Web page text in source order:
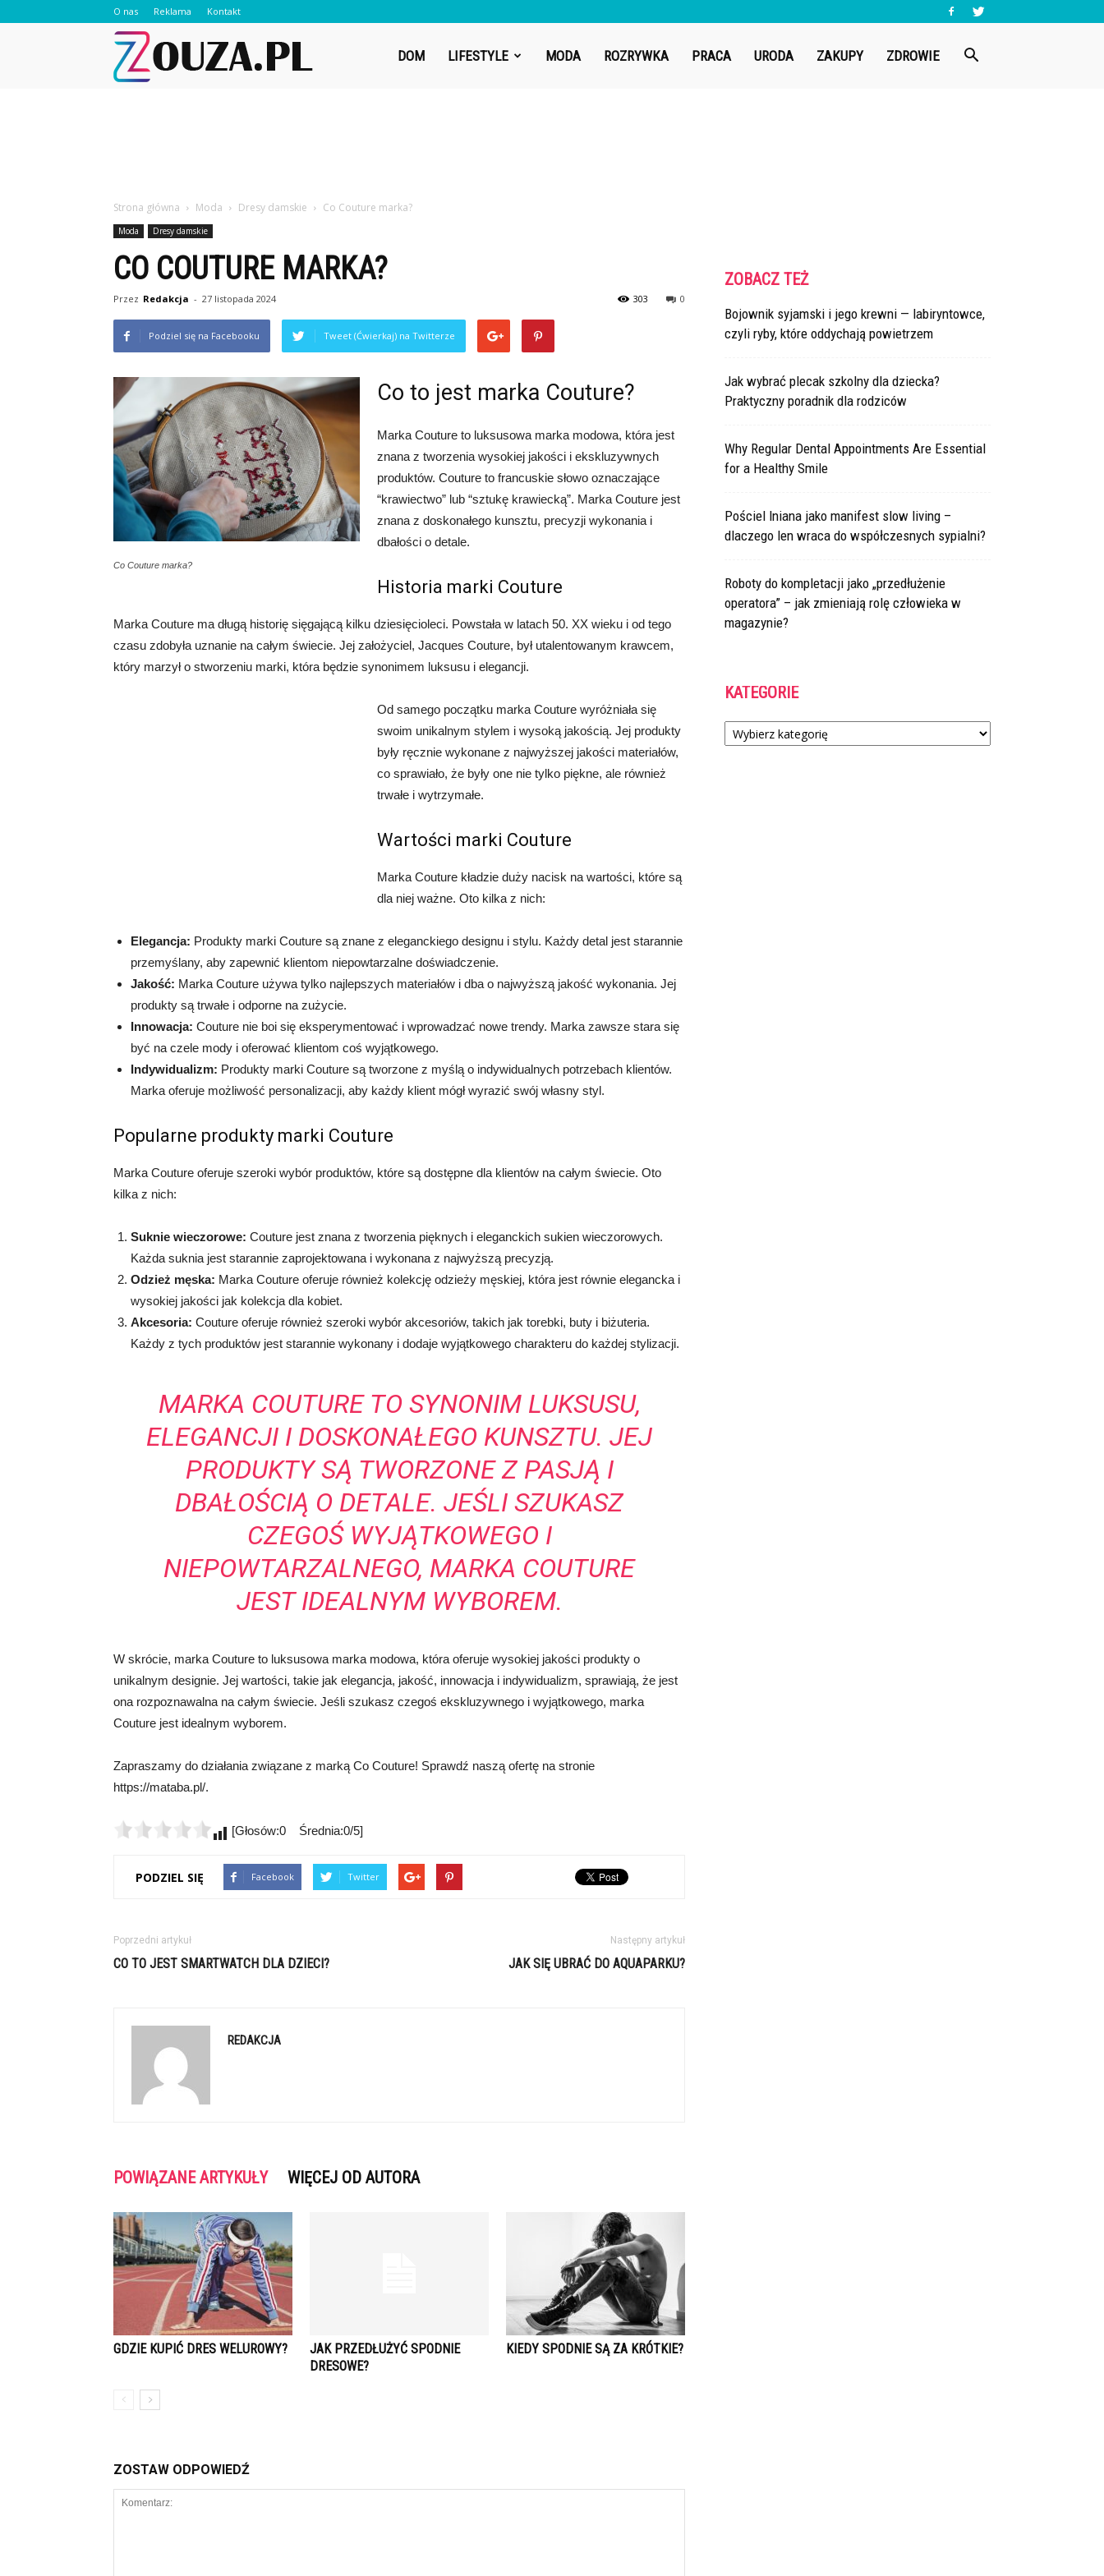
O nas Reklama Kontakt
DOM LIFESTYLE MODA ROZRYWKA PRACA URODA ZAKUPY ZDROWIE
Strona główna Moda Dresy damskie Co Couture marka?
Moda Dresy damskie
CO COUTURE MARKA?
Przez Redakcja - 27 listopada 2024 0
303
Podziel się na Facebooku Tweet (Ćwierkaj) na Twitterze
Co Couture marka?
Co to jest marka Couture?
Marka Couture to luksusowa marka modowa, która jest
znana z tworzenia wysokiej jakości i ekskluzywnych
produktów. Couture to francuskie słowo oznaczające
“krawiectwo” lub “sztukę krawiecką”. Marka Couture jest
znana z doskonałego kunsztu, precyzji wykonania i
dbałości o detale.
Historia marki Couture
Marka Couture ma długą historię sięgającą kilku dziesięcioleci. Powstała w latach 50. XX wieku i od tego
czasu zdobyła uznanie na całym świecie. Jej założyciel, Jacques Couture, był utalentowanym krawcem,
który marzył o stworzeniu marki, która będzie synonimem luksusu i elegancji.
Od samego początku marka Couture wyróżniała się
swoim unikalnym stylem i wysoką jakością. Jej produkty
były ręcznie wykonane z najwyższej jakości materiałów,
co sprawiało, że były one nie tylko piękne, ale również
trwałe i wytrzymałe.
Wartości marki Couture
Marka Couture kładzie duży nacisk na wartości, które są
dla niej ważne. Oto kilka z nich:
Elegancja: Produkty marki Couture są znane z eleganckiego designu i stylu. Każdy detal jest starannie
przemyślany, aby zapewnić klientom niepowtarzalne doświadczenie.
Jakość: Marka Couture używa tylko najlepszych materiałów i dba o najwyższą jakość wykonania. Jej
produkty są trwałe i odporne na zużycie.
Innowacja: Couture nie boi się eksperymentować i wprowadzać nowe trendy. Marka zawsze stara się
być na czele mody i oferować klientom coś wyjątkowego.
Indywidualizm: Produkty marki Couture są tworzone z myślą o indywidualnych potrzebach klientów.
Marka oferuje możliwość personalizacji, aby każdy klient mógł wyrazić swój własny styl.
Popularne produkty marki Couture
Marka Couture oferuje szeroki wybór produktów, które są dostępne dla klientów na całym świecie. Oto
kilka z nich:
Suknie wieczorowe: Couture jest znana z tworzenia pięknych i eleganckich sukien wieczorowych.
Każda suknia jest starannie zaprojektowana i wykonana z najwyższą precyzją.
Odzież męska: Marka Couture oferuje również kolekcję odzieży męskiej, która jest równie elegancka i
wysokiej jakości jak kolekcja dla kobiet.
Akcesoria: Couture oferuje również szeroki wybór akcesoriów, takich jak torebki, buty i biżuteria.
Każdy z tych produktów jest starannie wykonany i dodaje wyjątkowego charakteru do każdej stylizacji.
MARKA COUTURE TO SYNONIM LUKSUSU,
ELEGANCJI I DOSKONAŁEGO KUNSZTU. JEJ
PRODUKTY SĄ TWORZONE Z PASJĄ I
DBAŁOŚCIĄ O DETALE. JEŚLI SZUKASZ
CZEGOŚ WYJĄTKOWEGO I
NIEPOWTARZALNEGO, MARKA COUTURE
JEST IDEALNYM WYBOREM.
W skrócie, marka Couture to luksusowa marka modowa, która oferuje wysokiej jakości produkty o
unikalnym designie. Jej wartości, takie jak elegancja, jakość, innowacja i indywidualizm, sprawiają, że jest
ona rozpoznawalna na całym świecie. Jeśli szukasz czegoś ekskluzywnego i wyjątkowego, marka
Couture jest idealnym wyborem.
Zapraszamy do działania związane z marką Co Couture! Sprawdź naszą ofertę na stronie
https://mataba.pl/.
[Głosów:0 Średnia:0/5]
PODZIEL SIĘ Facebook Twitter
Poprzedni artykuł
CO TO JEST SMARTWATCH DLA DZIECI?
Następny artykuł
JAK SIĘ UBRAĆ DO AQUAPARKU?
REDAKCJA
POWIĄZANE ARTYKUŁY WIĘCEJ OD AUTORA
GDZIE KUPIĆ DRES WELUROWY?
JAK PRZEDŁUŻYĆ SPODNIE
DRESOWE?
KIEDY SPODNIE SĄ ZA KRÓTKIE?
ZOSTAW ODPOWIEDŹ
ZOBACZ TEŻ
Bojownik syjamski i jego krewni — labiryntowce,
czyli ryby, które oddychają powietrzem
Jak wybrać plecak szkolny dla dziecka?
Praktyczny poradnik dla rodziców
Why Regular Dental Appointments Are Essential
for a Healthy Smile
Pościel lniana jako manifest slow living –
dlaczego len wraca do współczesnych sypialni?
Roboty do kompletacji jako „przedłużenie
operatora” – jak zmieniają rolę człowieka w
magazynie?
KATEGORIE
Kategorie